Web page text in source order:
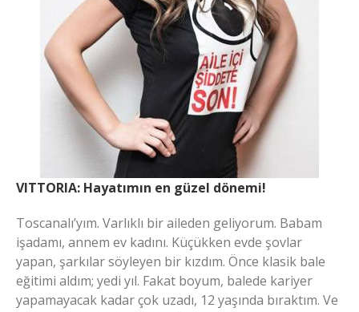
VITTORIA: Hayatımın en güzel dönemi!
Toscanalı’yım. Varlıklı bir aileden geliyorum. Babam
işadamı, annem ev kadını. Küçükken evde şovlar
yapan, şarkılar söyleyen bir kızdım. Önce klasik bale
eğitimi aldım; yedi yıl. Fakat boyum, balede kariyer
yapamayacak kadar çok uzadı, 12 yaşında bıraktım. Ve